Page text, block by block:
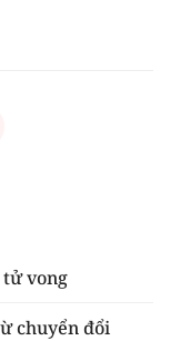
tử vong
chuyển đổi